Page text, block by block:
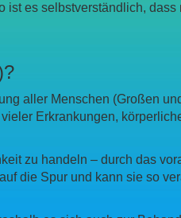
es selbstverständlich,
aller Menschen (Großen
Erkrankungen,
zu handeln – durch das
die Spur und kann sie so